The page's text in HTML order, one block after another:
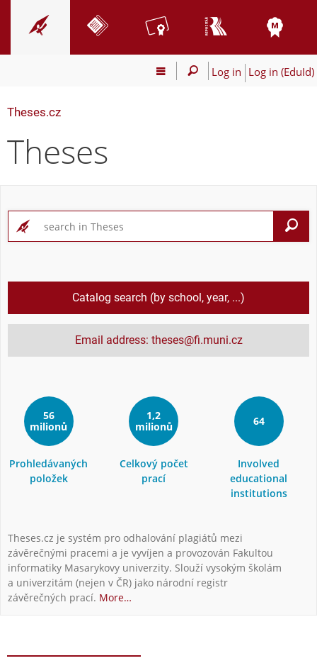
Log in Log in (EduId)
Theses.cz
Theses
Catalog search (by school, year, ...)
Email address: theses@fi.muni.cz
56
milionů
Prohledávaných
položek
1,2
milionů
Celkový počet
prací
64
Involved
educational
institutions
Theses.cz je systém pro odhalování plagiátů mezi
závěrečnými pracemi a je vyvíjen a provozován Fakultou
informatiky Masarykovy univerzity. Slouží vysokým školám
a univerzitám (nejen v ČR) jako národní registr
závěrečných prací. More…